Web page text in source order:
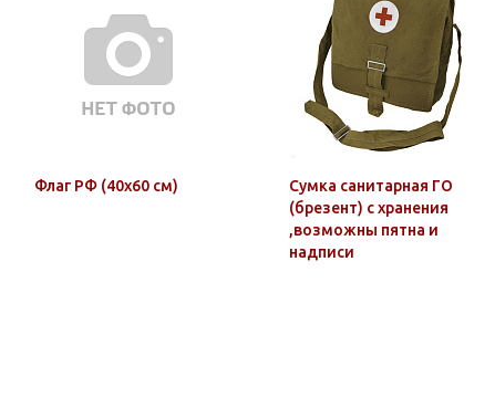
Флаг РФ (40х60 см)
Сумка санитарная ГО
(брезент) с хранения
,возможны пятна и
надписи